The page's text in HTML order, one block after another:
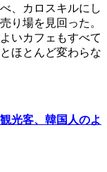
、カロスキルにし
り場を見回った。
いカフェもすべて
ほとんど変わらな
光客、韓国人のよ